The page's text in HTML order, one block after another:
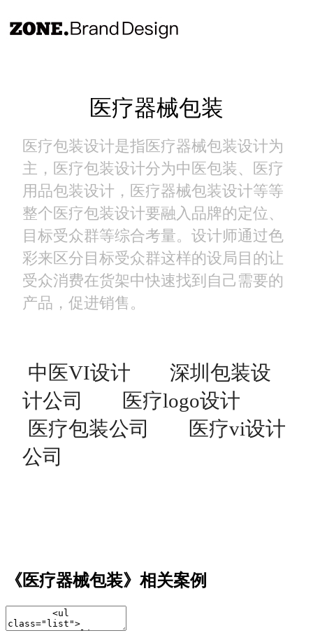
医疗器械包装
医疗包装设计是指医疗器械包装设计为
主，医疗包装设计分为中医包装、医疗
用品包装设计，医疗器械包装设计等等
整个医疗包装设计要融入品牌的定位、
目标受众群等综合考量。设计师通过色
彩来区分目标受众群这样的设局目的让
受众消费在货架中快速找到自己需要的
产品，促进销售。
中医VI设计
深圳包装设
计公司
医疗logo设计
医疗包装公司
医疗vi设计
公司
《医疗器械包装》相关案例